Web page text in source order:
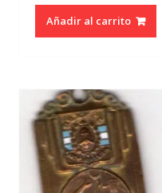
Añadir al carrito